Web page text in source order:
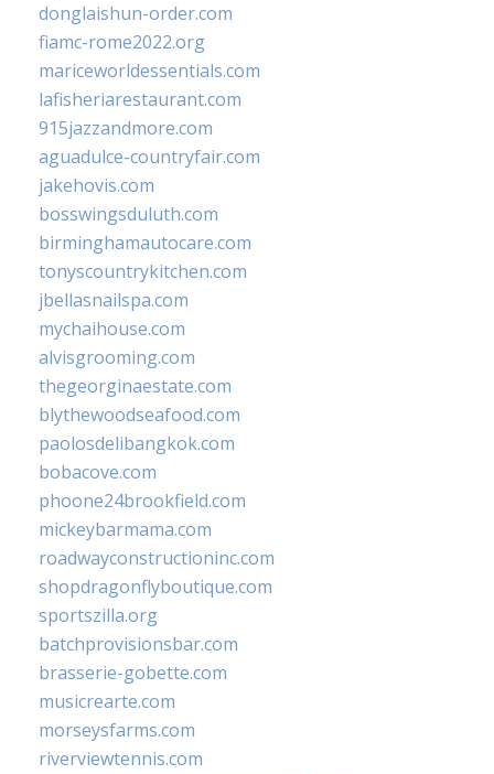
donglaishun-order.com
fiamc-rome2022.org
mariceworldessentials.com
lafisheriarestaurant.com
915jazzandmore.com
aguadulce-countryfair.com
jakehovis.com
bosswingsduluth.com
birminghamautocare.com
tonyscountrykitchen.com
jbellasnailspa.com
mychaihouse.com
alvisgrooming.com
thegeorginaestate.com
blythewoodseafood.com
paolosdelibangkok.com
bobacove.com
phoone24brookfield.com
mickeybarmama.com
roadwayconstructioninc.com
shopdragonflyboutique.com
sportszilla.org
batchprovisionsbar.com
brasserie-gobette.com
musicrearte.com
morseysfarms.com
riverviewtennis.com